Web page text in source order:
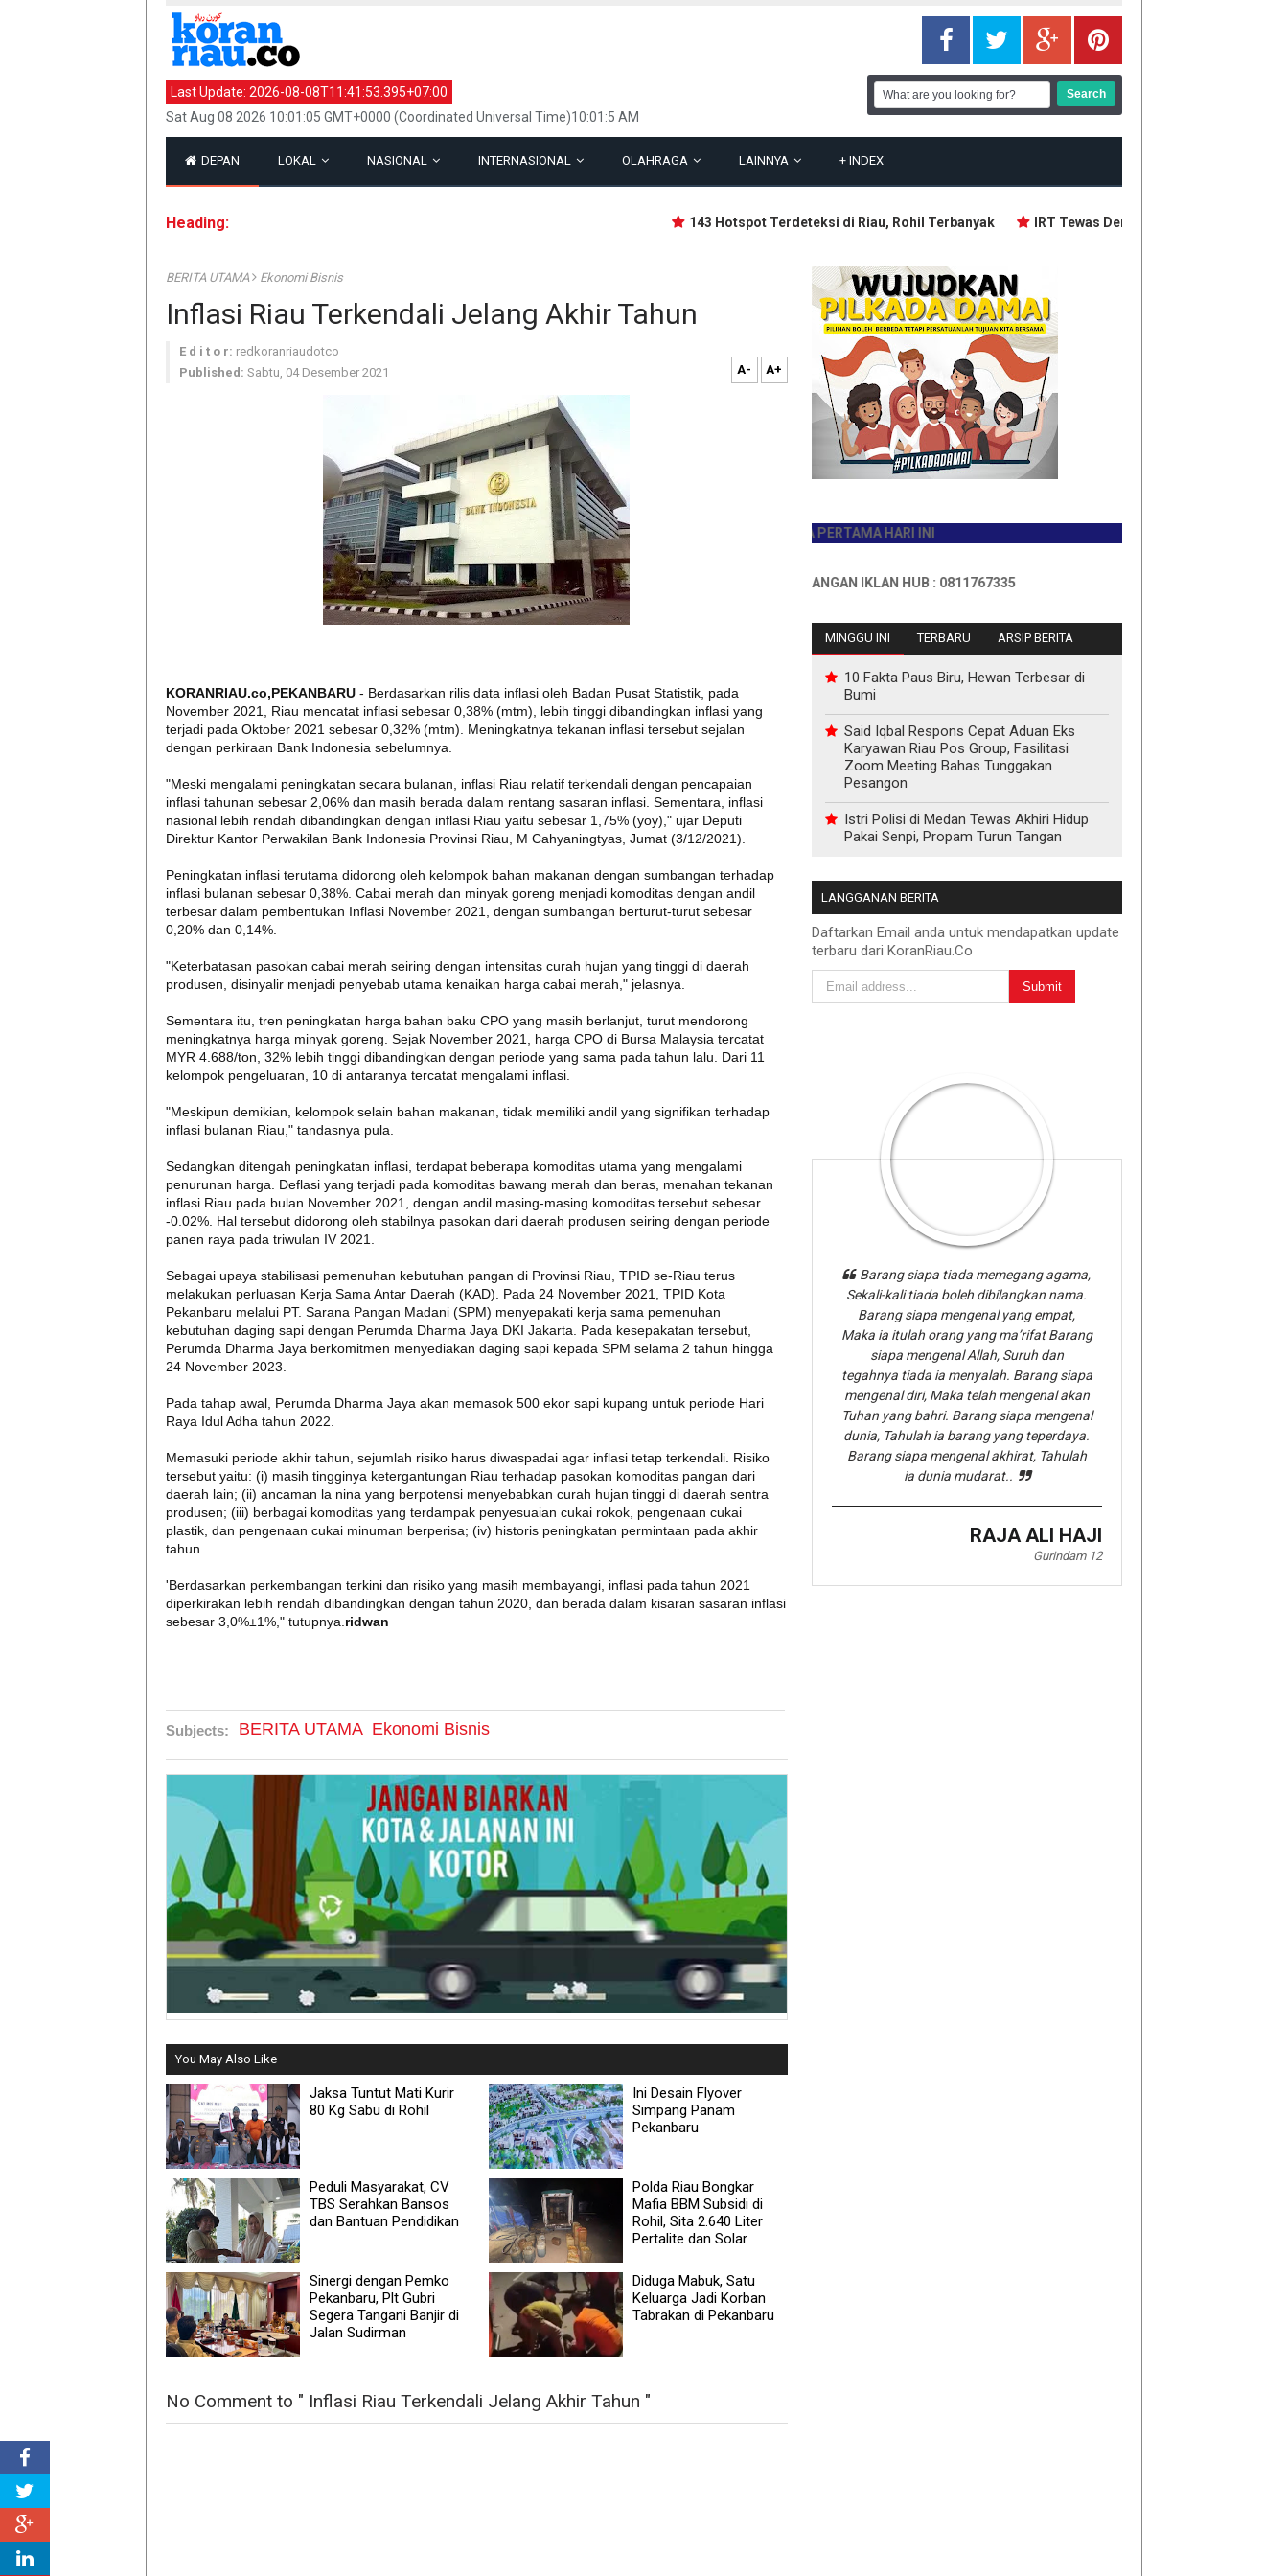
Last Update: 2026-08-08T11:41:53.395+07:00
Sat Aug 08 2026 10:01:05 GMT+0000 (Coordinated Universal Time)10:01:5 AM
DEPAN LOKAL NASIONAL INTERNASIONAL OLAHRAGA LAINNYA + INDEX
Heading: 143 Hotspot Terdeteksi di Riau, Rohil Terbanyak IRT Tewas Dersimbah Darah, Ditebas
BERITA UTAMA Ekonomi Bisnis
Inflasi Riau Terkendali Jelang Akhir Tahun
E d i t o r: redkoranriaudotco
Published: Sabtu, 04 Desember 2021 A- A+
KORANRIAU.co,PEKANBARU - Berdasarkan rilis data inflasi oleh Badan Pusat Statistik, pada
November 2021, Riau mencatat inflasi sebesar 0,38% (mtm), lebih tinggi dibandingkan inflasi yang
terjadi pada Oktober 2021 sebesar 0,32% (mtm). Meningkatnya tekanan inflasi tersebut sejalan
dengan perkiraan Bank Indonesia sebelumnya.
"Meski mengalami peningkatan secara bulanan, inflasi Riau relatif terkendali dengan pencapaian
inflasi tahunan sebesar 2,06% dan masih berada dalam rentang sasaran inflasi. Sementara, inflasi
nasional lebih rendah dibandingkan dengan inflasi Riau yaitu sebesar 1,75% (yoy)," ujar Deputi
Direktur Kantor Perwakilan Bank Indonesia Provinsi Riau, M Cahyaningtyas, Jumat (3/12/2021).
Peningkatan inflasi terutama didorong oleh kelompok bahan makanan dengan sumbangan terhadap
inflasi bulanan sebesar 0,38%. Cabai merah dan minyak goreng menjadi komoditas dengan andil
terbesar dalam pembentukan Inflasi November 2021, dengan sumbangan berturut-turut sebesar
0,20% dan 0,14%.
"Keterbatasan pasokan cabai merah seiring dengan intensitas curah hujan yang tinggi di daerah
produsen, disinyalir menjadi penyebab utama kenaikan harga cabai merah," jelasnya.
Sementara itu, tren peningkatan harga bahan baku CPO yang masih berlanjut, turut mendorong
meningkatnya harga minyak goreng. Sejak November 2021, harga CPO di Bursa Malaysia tercatat
MYR 4.688/ton, 32% lebih tinggi dibandingkan dengan periode yang sama pada tahun lalu. Dari 11
kelompok pengeluaran, 10 di antaranya tercatat mengalami inflasi.
"Meskipun demikian, kelompok selain bahan makanan, tidak memiliki andil yang signifikan terhadap
inflasi bulanan Riau," tandasnya pula.
Sedangkan ditengah peningkatan inflasi, terdapat beberapa komoditas utama yang mengalami
penurunan harga. Deflasi yang terjadi pada komoditas bawang merah dan beras, menahan tekanan
inflasi Riau pada bulan November 2021, dengan andil masing-masing komoditas tersebut sebesar
-0.02%. Hal tersebut didorong oleh stabilnya pasokan dari daerah produsen seiring dengan periode
panen raya pada triwulan IV 2021.
Sebagai upaya stabilisasi pemenuhan kebutuhan pangan di Provinsi Riau, TPID se-Riau terus
melakukan perluasan Kerja Sama Antar Daerah (KAD). Pada 24 November 2021, TPID Kota
Pekanbaru melalui PT. Sarana Pangan Madani (SPM) menyepakati kerja sama pemenuhan
kebutuhan daging sapi dengan Perumda Dharma Jaya DKI Jakarta. Pada kesepakatan tersebut,
Perumda Dharma Jaya berkomitmen menyediakan daging sapi kepada SPM selama 2 tahun hingga
24 November 2023.
Pada tahap awal, Perumda Dharma Jaya akan memasok 500 ekor sapi kupang untuk periode Hari
Raya Idul Adha tahun 2022.
Memasuki periode akhir tahun, sejumlah risiko harus diwaspadai agar inflasi tetap terkendali. Risiko
tersebut yaitu: (i) masih tingginya ketergantungan Riau terhadap pasokan komoditas pangan dari
daerah lain; (ii) ancaman la nina yang berpotensi menyebabkan curah hujan tinggi di daerah sentra
produsen; (iii) berbagai komoditas yang terdampak penyesuaian cukai rokok, pengenaan cukai
plastik, dan pengenaan cukai minuman berperisa; (iv) historis peningkatan permintaan pada akhir
tahun.
'Berdasarkan perkembangan terkini dan risiko yang masih membayangi, inflasi pada tahun 2021
diperkirakan lebih rendah dibandingkan dengan tahun 2020, dan berada dalam kisaran sasaran inflasi
sebesar 3,0%±1%," tutupnya. ridwan
Subjects: BERITA UTAMA Ekonomi Bisnis
You May Also Like
Jaksa Tuntut Mati Kurir
80 Kg Sabu di Rohil
Ini Desain Flyover
Simpang Panam
Pekanbaru
Peduli Masyarakat, CV
TBS Serahkan Bansos
dan Bantuan Pendidikan
Polda Riau Bongkar
Mafia BBM Subsidi di
Rohil, Sita 2.640 Liter
Pertalite dan Solar
Sinergi dengan Pemko
Pekanbaru, Plt Gubri
Segera Tangani Banjir di
Jalan Sudirman
Diduga Mabuk, Satu
Keluarga Jadi Korban
Tabrakan di Pekanbaru
No Comment to " Inflasi Riau Terkendali Jelang Akhir Tahun "
JADILAH PEMBACA PERTAMA HARI INI
INFO PEMASANGAN IKLAN HUB : 0811767335
MINGGU INI TERBARU ARSIP BERITA
10 Fakta Paus Biru, Hewan Terbesar di
Bumi
Said Iqbal Respons Cepat Aduan Eks
Karyawan Riau Pos Group, Fasilitasi
Zoom Meeting Bahas Tunggakan
Pesangon
Istri Polisi di Medan Tewas Akhiri Hidup
Pakai Senpi, Propam Turun Tangan
LANGGANAN BERITA
Daftarkan Email anda untuk mendapatkan update
terbaru dari KoranRiau.Co
Barang siapa tiada memegang agama,
Sekali-kali tiada boleh dibilangkan nama.
Barang siapa mengenal yang empat,
Maka ia itulah orang yang ma’rifat Barang
siapa mengenal Allah, Suruh dan
tegahnya tiada ia menyalah. Barang siapa
mengenal diri, Maka telah mengenal akan
Tuhan yang bahri. Barang siapa mengenal
dunia, Tahulah ia barang yang teperdaya.
Barang siapa mengenal akhirat, Tahulah
ia dunia mudarat..
RAJA ALI HAJI
Gurindam 12